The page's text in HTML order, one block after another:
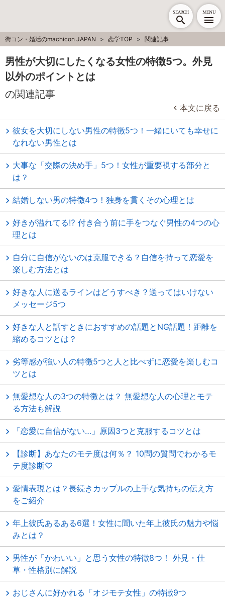
SEARCH MENU
街コン・婚活のmachicon JAPAN 恋学TOP 関連記事
男性が大切にしたくなる女性の特徴5つ。外見
以外のポイントとは
の関連記事
本文に戻る
彼女を大切にしない男性の特徴5つ！一緒にいても幸せに
なれない男性とは
大事な「交際の決め手」5つ！女性が重要視する部分と
は？
結婚しない男の特徴4つ！独身を貫くその心理とは
好きが溢れてる⁉ 付き合う前に手をつなぐ男性の4つの心
理とは
自分に自信がないのは克服できる？自信を持って恋愛を
楽しむ方法とは
好きな人に送るラインはどうすべき？送ってはいけない
メッセージ5つ
好きな人と話すときにおすすめの話題とNG話題！距離を
縮めるコツとは？
劣等感が強い人の特徴5つと人と比べずに恋愛を楽しむコ
ツとは
無愛想な人の3つの特徴とは？ 無愛想な人の心理とモテ
る方法も解説
「恋愛に自信がない…」原因3つと克服するコツとは
【診断】あなたのモテ度は何％？ 10問の質問でわかるモ
テ度診断♡
愛情表現とは？長続きカップルの上手な気持ちの伝え方
をご紹介
年上彼氏あるある6選！女性に聞いた年上彼氏の魅力や悩
みとは？
男性が「かわいい」と思う女性の特徴8つ！ 外見・仕
草・性格別に解説
おじさんに好かれる「オジモテ女性」の特徴9つ